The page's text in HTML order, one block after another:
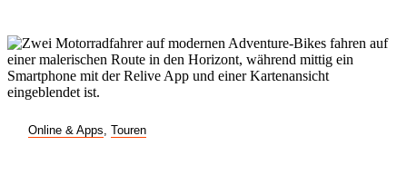
Online & Apps Touren